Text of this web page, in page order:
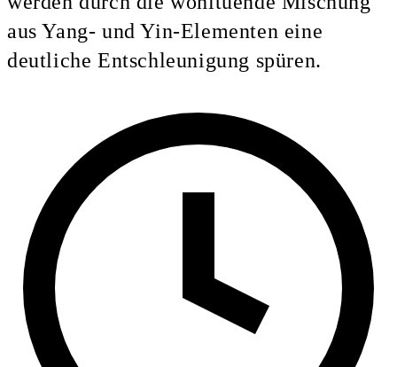
aus Yang- und Yin-Elementen eine
deutliche Entschleunigung spüren.